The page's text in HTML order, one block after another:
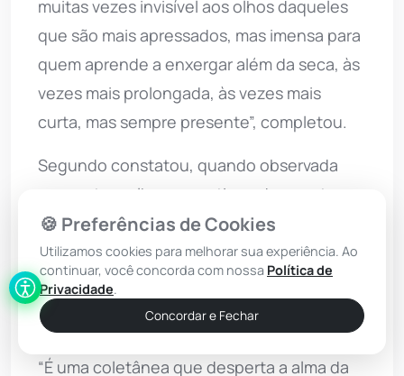
muitas vezes invisível aos olhos daqueles
que são mais apressados, mas imensa para
quem aprende a enxergar além da seca, às
vezes mais prolongada, às vezes mais
curta, mas sempre presente”, completou.
Segundo constatou, quando observada
com outros olhos, a caatinga demonstra-se
como o único bioma que pode ser
apresentado durante o ano, no mínimo, em
dois momentos totalmente diferentes: a
caatinga seca (com galhos sem folhas) e a
caatinga verde (nos períodos chuvosos).
“É uma coletânea que desperta a alma da
🍪 Preferências de Cookies
Utilizamos cookies para melhorar sua experiência. Ao
continuar, você concorda com nossa Política de
Privacidade.
Concordar e Fechar